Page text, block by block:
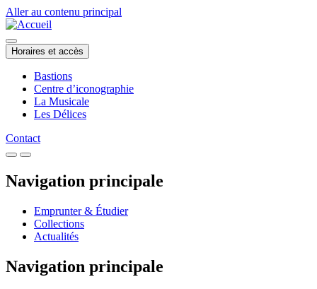
Aller au contenu principal
Horaires et accès
Bastions
Centre d’iconographie
La Musicale
Les Délices
Contact
Navigation principale
Emprunter & Étudier
Collections
Actualités
Navigation principale